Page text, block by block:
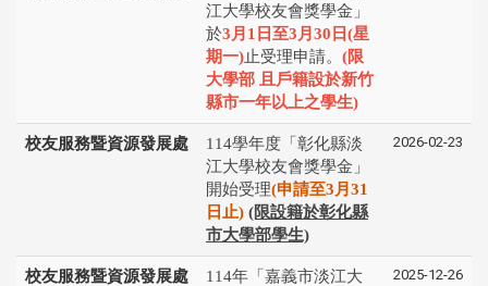
江大學校友會獎學金」
於3月1日至3月30日(星
期一)止受理申請。 (限
大學部 且戶籍設於新竹
縣市一年以上之學生)
校友服務暨資源發展處
114學年度「彰化縣淡
江⼤學校友會獎學⾦」
開始受理(申請⾄3⽉31
⽇⽌) (限設籍於彰化縣
市大學部學生)
2026-02-23
校友服務暨資源發展處
114年「嘉義市淡江大
2025-12-26